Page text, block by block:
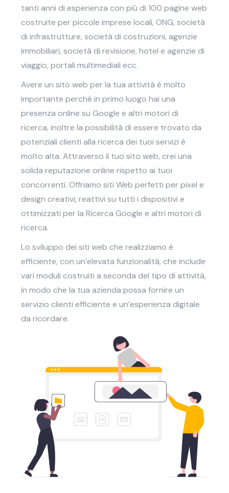
tanti anni di esperienza con più di 100 pagine web
costruite per piccole imprese locali, ONG, società
di infrastrutture, società di costruzioni, agenzie
immobiliari, società di revisione, hotel e agenzie di
viaggio, portali multimediali ecc.
Avere un sito web per la tua attività è molto
importante perché in primo luogo hai una
presenza online su Google e altri motori di
ricerca, inoltre la possibilità di essere trovato da
potenziali clienti alla ricerca dei tuoi servizi è
molto alta. Attraverso il tuo sito web, crei una
solida reputazione online rispetto ai tuoi
concorrenti. Offriamo siti Web perfetti per pixel e
design creativi, reattivi su tutti i dispositivi e
ottimizzati per la Ricerca Google e altri motori di
ricerca.
Lo sviluppo dei siti web che realizziamo è
efficiente, con un’elevata funzionalità, che include
vari moduli costruiti a seconda del tipo di attività,
in modo che la tua azienda possa fornire un
servizio clienti efficiente e un’esperienza digitale
da ricordare.